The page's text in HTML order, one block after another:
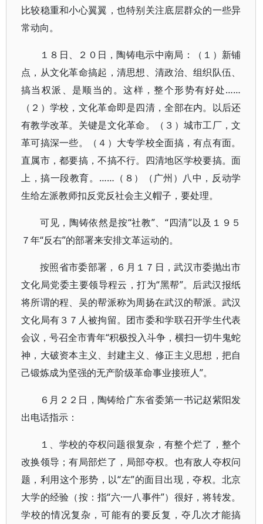
比较稳重和小心翼翼，也特别关注底层群众的一些异
常动向。
１８日、２０日，陶铸电示中南局：（１）新铺
点，从文化革命搞起，清思想、清政治、组织队伍、
搞当权派、是顺当的。这样，整个形势有好处……
（２）学校，文化革命即是四清，全部在内。以后还
有教学改革。关键是文化革命。（３）城市工厂，文
革可搞深一些。（４）大专学校全面搞，有点有面。
直属市，都要搞，不搞不行。四清地区学校要搞。面
上，搞一段教育。……（８）（广州）八中，反动学
生给左派教师扣反党反社会主义帽子，要处理。
可见，陶铸依然是按“社教”、“四清”以及１９５
７年“反右”的部署来安排文革运动的。
按照省市委部署，６月１７日，武汉市委抛出市
文化局党委主要领导程云，打为“黑帮”。后武汉报纸
将所谓的程、吴的帮派称为周扬在武汉的帮派。武汉
文化局有３７人被拘留。团市委和学联召开学生代表
会议，号召全市青年“积极投入斗争，横扫一切牛鬼蛇
神，大破资本主义、封建主义、修正主义思想，把自
己锻炼成为坚强的无产阶级革命事业接班人”。
６月２２日，陶铸给广东省委第一书记赵紫阳发
出电话指示：
１、学校的夺权问题很复杂，有整个烂了，整个
改换领导；有局部烂了，局部夺权。也有敌人夺权问
题，利用这个形势，以“左”的面目出现，夺权。北京
大学的经验（按：指“六·一八事件”）很好，将转发。
学校的情况复杂，可能有的要反复，夺几次才能搞